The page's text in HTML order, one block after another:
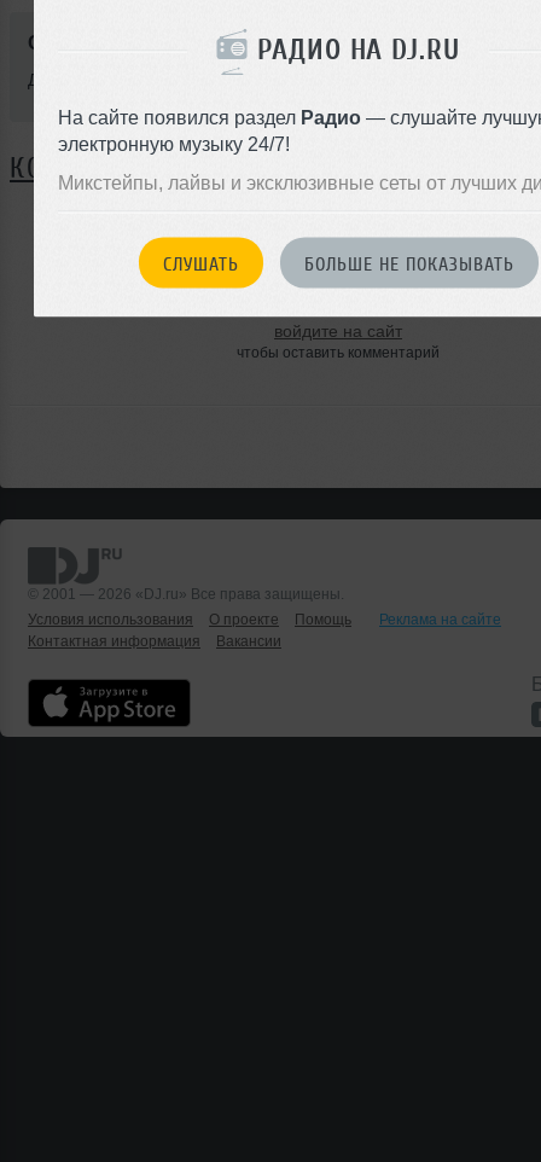
РАДИО НА DJ.RU
На сайте появился раздел Радио — слушайте
электронную музыку 24/7!
Микстейпы, лайвы и эксклюзивные сеты от лучших
СЛУШАТЬ БОЛЬШЕ НЕ ПОКАЗЫВАТЬ
Стиль: Electro House
Добавлен: 16 февраля 2011, 16:08
КОММЕНТАРИИ
ЗАРЕГИСТРИРУЙТЕСЬ
войдите на сайт
чтобы оставить комментарий
© 2001 — 2026 «DJ.ru» Все права защищены.
Условия использования
О проекте Помощь
Реклама на сайте
Контактная информация
Вакансии